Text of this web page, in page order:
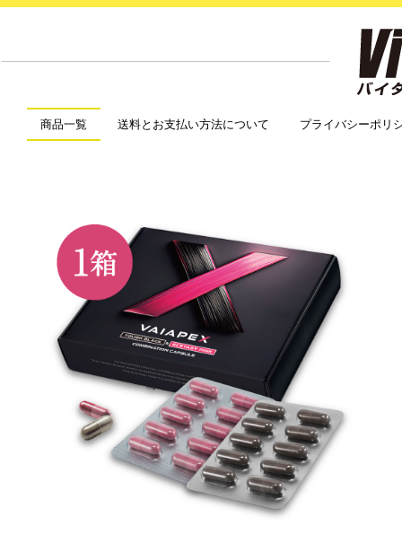
商品一覧 送料とお支払い方法について プライバシーポリ